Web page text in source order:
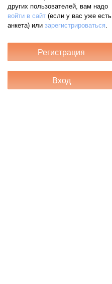
других пользователей, вам надо
войти в сайт (если у вас уже есть
анкета) или зарегистрироваться.